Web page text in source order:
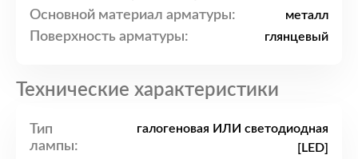
Основной материал арматуры: металл
Поверхность арматуры: глянцевый
Технические характеристики
Тип
лампы:
галогеновая ИЛИ светодиодная
[LED]